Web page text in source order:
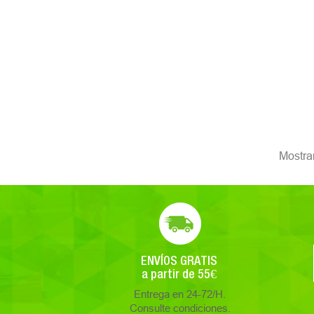
ENVÍOS GRATIS
a partir de 55€
Entrega en 24-72/H.
Consulte condiciones.